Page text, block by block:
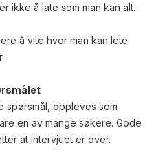
ikke å late som man kan alt.
å vite hvor man kan lete
spørsmål, oppleves som
en av mange søkere. Gode
at intervjuet er over.